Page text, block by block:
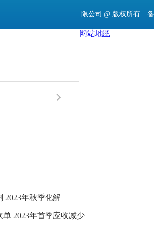
2023年秋季化解
单 2023年首季应收减少
限公司 @ 版权所有 备
案号：粤ICP备11943494
网站地图